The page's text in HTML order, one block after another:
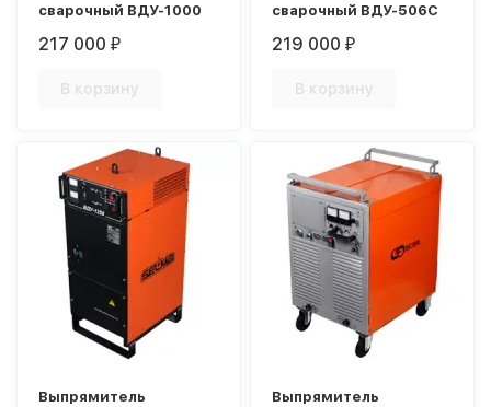
сварочный ВДУ-1000
217 000₽
В корзину
сварочный ВДУ-506С
219 000₽
В корзину
Выпрямитель
Выпрямитель